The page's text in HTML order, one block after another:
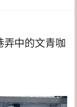
弄中的文青咖